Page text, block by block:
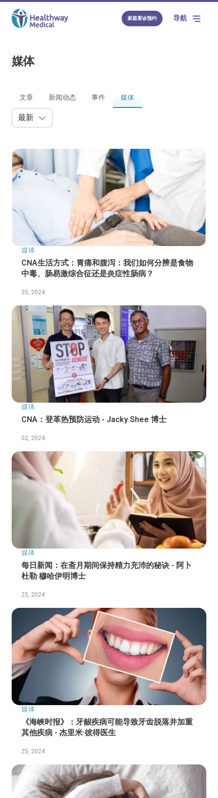
家庭看诊预约 导航
媒体
文章 新闻动态 事件 媒体
媒体
CNA生活方式：胃痛和腹泻：我们如何分辨是食物
中毒、肠易激综合征还是炎症性肠病？
25, 2024
媒体
CNA：登革热预防运动 - Jacky Shee 博士
02, 2024
媒体
每日新闻：在斋月期间保持精力充沛的秘诀 - 阿卜
杜勒·穆哈伊明博士
25, 2024
媒体
《海峡时报》：牙龈疾病可能导致牙齿脱落并加重
其他疾病 - 杰里米·彼得医生
25, 2024